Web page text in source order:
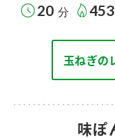
20 分 453
玉ねぎの
味ぽ